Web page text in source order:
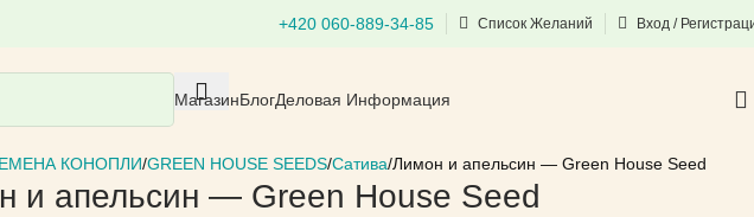
+420 060-889-34-85 Список Желаний Вход /
МагазинБлогДеловая Информация
КОНОПЛИ GREEN HOUSE SEEDS Сатива Лимон и апельсин — Green House Seed
и апельсин — Green House Seed